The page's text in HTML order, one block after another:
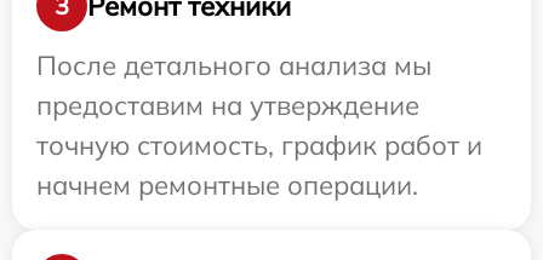
После детального анализа мы
предоставим на утверждение
точную стоимость, график работ и
начнем ремонтные операции.